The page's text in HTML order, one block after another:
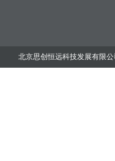
北京思创恒远科技发展有限